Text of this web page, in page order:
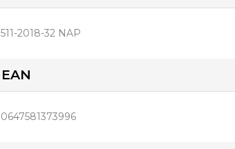
511-2018-32 NAP
EAN
0647581373996